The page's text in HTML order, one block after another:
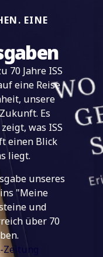
EINE
70 Jahre ISS
eine Reise
unsere
Es
was ISS
einen Blick
liegt.
unseres
"Meine
und
über 70